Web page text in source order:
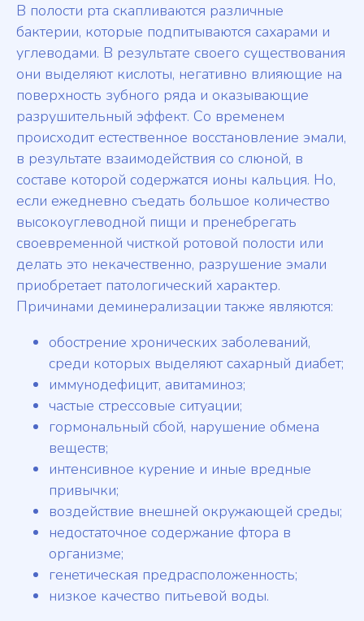
В полости рта скапливаются различные
бактерии, которые подпитываются сахарами и
углеводами. В результате своего существования
они выделяют кислоты, негативно влияющие на
поверхность зубного ряда и оказывающие
разрушительный эффект. Со временем
происходит естественное восстановление эмали,
в результате взаимодействия со слюной, в
составе которой содержатся ионы кальция. Но,
если ежедневно съедать большое количество
высокоуглеводной пищи и пренебрегать
своевременной чисткой ротовой полости или
делать это некачественно, разрушение эмали
приобретает патологический характер.
Причинами деминерализации также являются:
обострение хронических заболеваний,
среди которых выделяют сахарный диабет;
иммунодефицит, авитаминоз;
частые стрессовые ситуации;
гормональный сбой, нарушение обмена
веществ;
интенсивное курение и иные вредные
привычки;
воздействие внешней окружающей среды;
недостаточное содержание фтора в
организме;
генетическая предрасположенность;
низкое качество питьевой воды.